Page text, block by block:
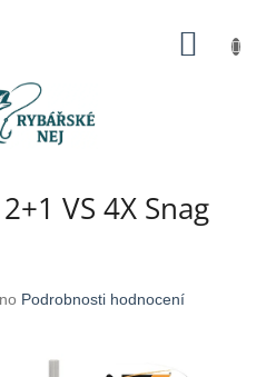
VS 4X Snag
Podrobnosti hodnocení